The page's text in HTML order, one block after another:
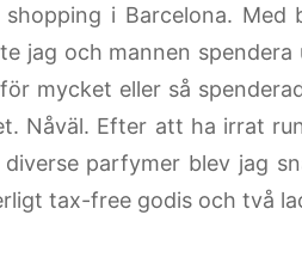
i Barcelona. Med
jag och mannen spendera
mycket eller så
Nåväl. Efter att ha irrat
parfymer blev jag
tax-free godis och två